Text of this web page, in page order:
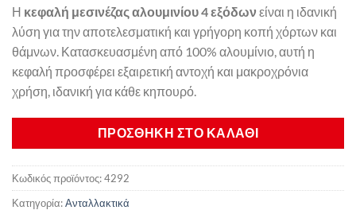
Η κεφαλή μεσινέζας αλουμινίου 4 εξόδων είναι η ιδανική
λύση για την αποτελεσματική και γρήγορη κοπή χόρτων και
θάμνων. Κατασκευασμένη από 100% αλουμίνιο, αυτή η
κεφαλή προσφέρει εξαιρετική αντοχή και μακροχρόνια
χρήση, ιδανική για κάθε κηπουρό.
ΠΡΟΣΘΉΚΗ ΣΤΟ ΚΑΛΆΘΙ
Κωδικός προϊόντος:4292
Κατηγορία:Ανταλλακτικά